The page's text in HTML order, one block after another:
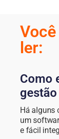
ler:
Como
Há alguns
um
e fácil